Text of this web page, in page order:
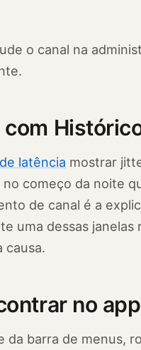
o canal na
com
latência mostrar
começo da noite
de canal é a
uma dessas janelas
causa.
no app
da barra de menus,